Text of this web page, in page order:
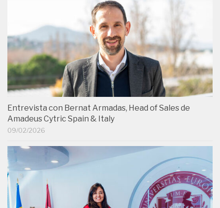
Entrevista con Bernat Armadas, Head of Sales de
Amadeus Cytric Spain & Italy
09/02/2026